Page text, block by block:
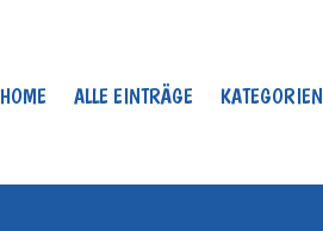
HOME ALLE EINTRÄGE KATEGORIEN